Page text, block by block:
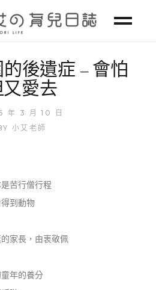
後遺症 – 會怕
又愛去
年 3 月 10 日
小艾老師
苦行僧行程
到動物
家長，由衷敬佩
年的養分